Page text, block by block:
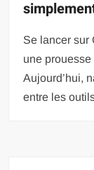
Se lancer sur
une prouesse
Aujourd’hui,
entre les